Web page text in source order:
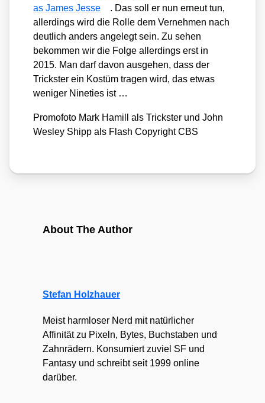
as James Jes­se
. Das soll er nun erneut tun,
aller­dings wird die Rol­le dem Ver­neh­men nach
deut­lich anders ange­legt sein. Zu sehen
bekom­men wir die Fol­ge aller­dings erst in
2015. Man darf davon aus­ge­hen, dass der
Tricks­ter ein Kos­tüm tra­gen wird, das etwas
weni­ger Nine­ties ist …
Pro­mo­fo­to Mark Hamill als Tricks­ter und John
Wes­ley Shipp als Flash Copy­right CBS
About The Author
Stefan Holzhauer
Meist harmloser Nerd mit natürlicher
Affinität zu Pixeln, Bytes, Buchstaben und
Zahnrädern. Konsumiert zuviel SF und
Fantasy und schreibt seit 1999 online
darüber.